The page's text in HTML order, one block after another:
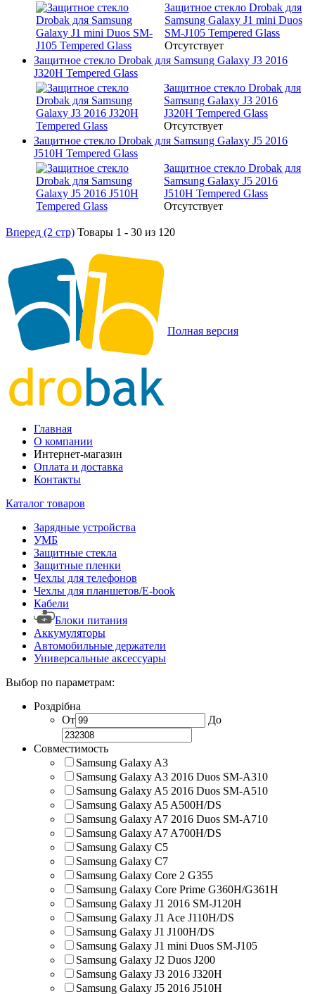
Защитное стекло Drobak для
Samsung Galaxy J1 mini Duos
SM-J105 Tempered Glass
Отсутствует
Защитное стекло Drobak для Samsung Galaxy J3 2016
J320H Tempered Glass
Защитное стекло Drobak для
Samsung Galaxy J3 2016
J320H Tempered Glass
Отсутствует
Защитное стекло Drobak для Samsung Galaxy J5 2016
J510H Tempered Glass
Защитное стекло Drobak для
Samsung Galaxy J5 2016
J510H Tempered Glass
Отсутствует
Вперед (2 стр) Товары 1 - 30 из 120
Полная версия
Главная
О компании
Интернет-магазин
Оплата и доставка
Контакты
Каталог товаров
Зарядные устройства
УМБ
Защитные стекла
Защитные пленки
Чехлы для телефонов
Чехлы для планшетов/E-book
Кабели
Блоки питания
Аккумуляторы
Автомобильные держатели
Универсальные аксессуары
Выбор по параметрам:
Роздрібна
От
До
Совместимость
Samsung Galaxy A3
Samsung Galaxy A3 2016 Duos SM-A310
Samsung Galaxy A5 2016 Duos SM-A510
Samsung Galaxy A5 A500H/DS
Samsung Galaxy A7 2016 Duos SM-A710
Samsung Galaxy A7 A700H/DS
Samsung Galaxy C5
Samsung Galaxy C7
Samsung Galaxy Core 2 G355
Samsung Galaxy Core Prime G360H/G361H
Samsung Galaxy J1 2016 SM-J120H
Samsung Galaxy J1 Ace J110H/DS
Samsung Galaxy J1 J100H/DS
Samsung Galaxy J1 mini Duos SM-J105
Samsung Galaxy J2 Duos J200
Samsung Galaxy J3 2016 J320H
Samsung Galaxy J5 2016 J510H